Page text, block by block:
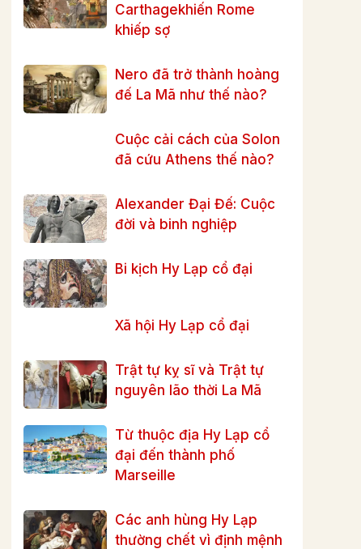
Carthagekhiến Rome
khiếp sợ
Nero đã trở thành hoàng
đế La Mã như thế nào?
Cuộc cải cách của Solon
đã cứu Athens thế nào?
Alexander Đại Đế: Cuộc
đời và binh nghiệp
Bi kịch Hy Lạp cổ đại
Xã hội Hy Lạp cổ đại
Trật tự kỵ sĩ và Trật tự
nguyên lão thời La Mã
Từ thuộc địa Hy Lạp cổ
đại đến thành phố
Marseille
Các anh hùng Hy Lạp
thường chết vì định mệnh